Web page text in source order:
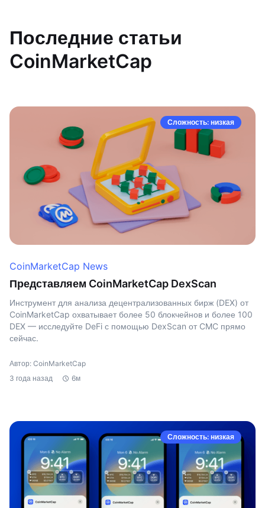
Последние статьи
CoinMarketCap
Сложность: низкая
CoinMarketCap News
Представляем CoinMarketCap DexScan
Инструмент для анализа децентрализованных бирж (DEX) от
CoinMarketCap охватывает более 50 блокчейнов и более 100
DEX — исследуйте DeFi с помощью DexScan от CMC прямо
сейчас.
Автор: CoinMarketCap
3 года назад
6м
Сложность: низкая